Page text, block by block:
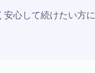
安心して続けたい方に